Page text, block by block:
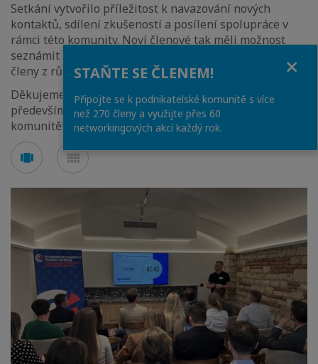
Setkání vytvořilo příležitost k navazování nových
kontaktů, sdílení zkušeností a posílení spolupráce v
rámci této komunity. Noví členové tak měli možnost
seznámit se nejen s aktivitami FČOK, ale i s ostatními
členy z různých odvětví.
Děkujeme všem účastníkům za jejich čas a energii, a
především srdečněvítáme nové členyv naší
komunitě!
See
carousel
See
mosaic
STAŇTE SE ČLENEM!
Připojte se k podnikatelské komunitě s více
než 270 členy a využijte přes 60
networkingových akcí každý rok.